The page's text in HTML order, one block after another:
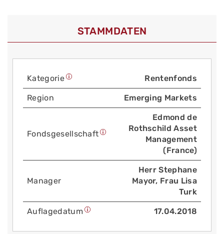
STAMMDATEN
Kategorie Rentenfonds
Region Emerging Markets
Fonds­gesellschaft
Edmond de
Rothschild Asset
Management
(France)
Manager
Herr Stephane
Mayor, Frau Lisa
Turk
Auflage­datum 17.04.2018